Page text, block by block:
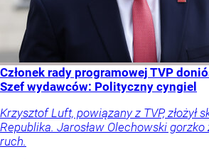
Członek rady programowej TVP
Szef wydawców: Polityczny cyngiel
Krzysztof Luft, powiązany z TVP, złożył
Republika. Jarosław Olechowski gorzko
ruch.